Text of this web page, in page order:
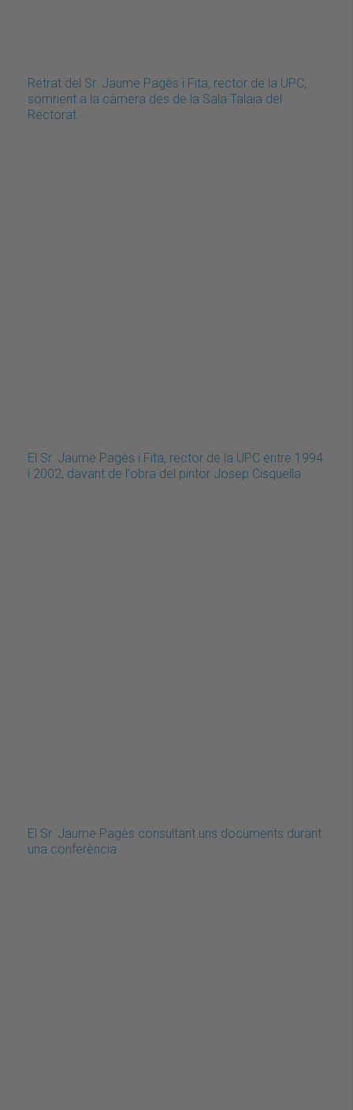
Retrat del Sr. Jaume Pagès i Fita, rector de la UPC,
somrient a la càmera des de la Sala Talaia del
Rectorat
El Sr. Jaume Pagès i Fita, rector de la UPC entre 1994
i 2002, davant de l'obra del pintor Josep Cisquella
El Sr. Jaume Pagès consultant uns documents durant
una conferència